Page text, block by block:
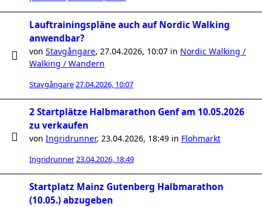
Lauftrainingspläne auch auf Nordic Walking
anwendbar?
von Stavgångare, 27.04.2026, 10:07 in Nordic Walking /
Walking / Wandern
Stavgångare27.04.2026, 10:07
2 Startplätze Halbmarathon Genf am 10.05.2026
zu verkaufen
von Ingridrunner, 23.04.2026, 18:49 in Flohmarkt
Ingridrunner23.04.2026, 18:49
Startplatz Mainz Gutenberg Halbmarathon
(10.05.) abzugeben